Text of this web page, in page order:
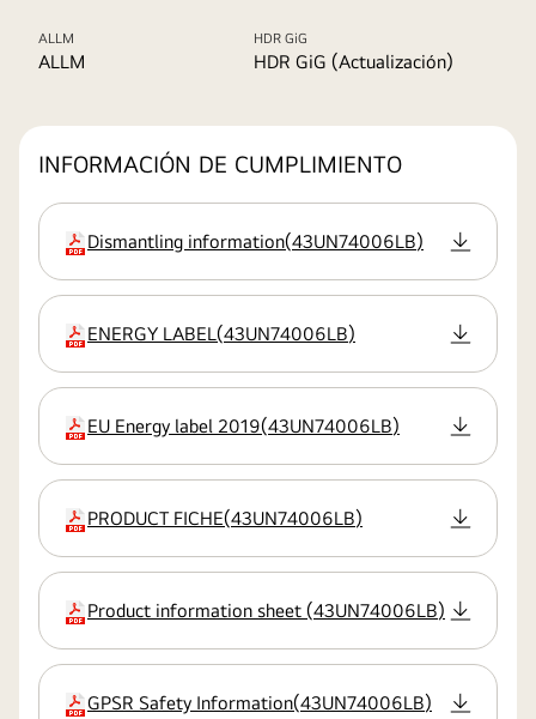
ALLM
ALLM
HDR GiG
HDR GiG (Actualización)
INFORMACIÓN DE CUMPLIMIENTO
extensión:pdf
Dismantling information(43UN74006LB)
extensión:pdf
ENERGY LABEL(43UN74006LB)
extensión:pdf
EU Energy label 2019(43UN74006LB)
extensión:pdf
PRODUCT FICHE(43UN74006LB)
extensión:pdf
Product information sheet (43UN74006LB)
extensión:pdf
GPSR Safety Information(43UN74006LB)